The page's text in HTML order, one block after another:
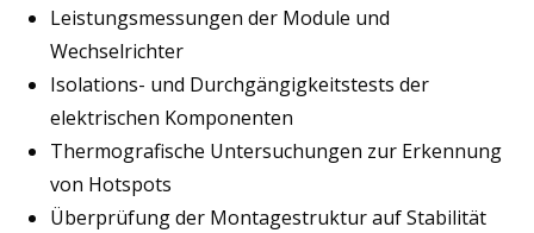
Leistungsmessungen der Module und
Wechselrichter
Isolations- und Durchgängigkeitstests der
elektrischen Komponenten
Thermografische Untersuchungen zur Erkennung
von Hotspots
Überprüfung der Montagestruktur auf Stabilität